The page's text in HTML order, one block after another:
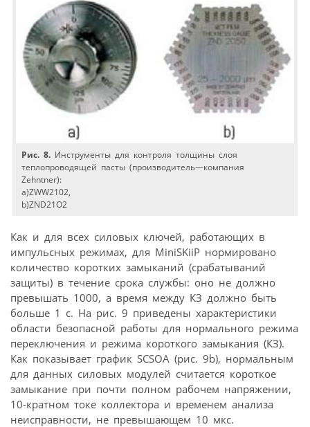
Рис. 8. Инструменты для контроля толщины слоя
теплопроводящей пасты (производитель—компания
Zehntner):
a)ZWW2102,
b)ZND21O2
Как и для всех силовых ключей, работающих в
импульсных режимах, для MiniSKiiP нормировано
количество коротких замыканий (срабатываний
защиты) в течение срока службы: оно не должно
превышать 1000, а время между КЗ должно быть
больше 1 с. На рис. 9 приведены характеристики
области безопасной работы для нормального режима
переключения и режима короткого замыкания (КЗ).
Как показывает график SCSOA (рис. 9b), нормальным
для данных силовых модулей считается короткое
замыкание при почти полном рабочем напряжении,
10-кратном токе коллектора и временем анализа
неисправности, не превышающем 10 мкс.